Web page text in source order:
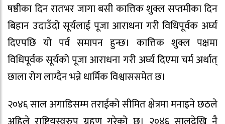
षष्ठीका दिन रातभर जागा बसी कात्तिक शुक्ल सप्तमीका दिन
बिहान उदाउँदो सूर्यलाई पूजा आराधना गरी विधिपूर्वक अर्घ्य
दिएपछि यो पर्व समापन हुन्छ। कात्तिक शुक्ल पक्षमा
विधिपूर्वक सूर्यको पूजा आराधना गरी अर्घ्य दिएमा चर्म अर्थात्
छाला रोग लाग्दैन भन्ने धार्मिक विश्वाससमेत छ।
२०४६ साल अगाडिसम्म तराईको सीमित क्षेत्रमा मनाइने छठले